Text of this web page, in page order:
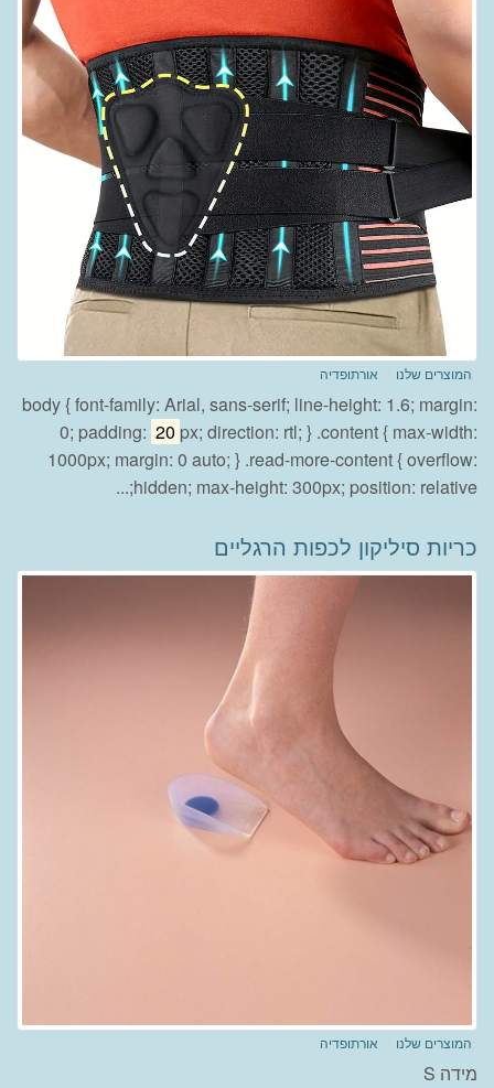
המוצרים שלנו אורתופדיה
body { font-family: Arial, sans-serif; line-height: 1.6; margin:
0; padding: 20 px; direction: rtl; } .content { max-width:
1000px; margin: 0 auto; } .read-more-content { overflow:
hidden; max-height: 300px; position: relative;...
כריות סיליקון לכפות הרגליים
המוצרים שלנו אורתופדיה
מידה S